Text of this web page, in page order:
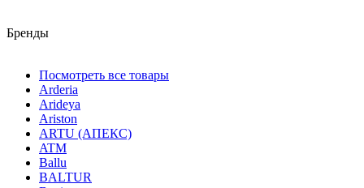
Бренды
Посмотреть все товары
Arderia
Arideya
Ariston
ARTU (АПЕКС)
ATM
Ballu
BALTUR